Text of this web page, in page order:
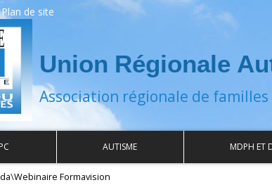
de site
Union Régionale
Association régionale de
AUTISME MDPH ET
\Webinaire Formavision